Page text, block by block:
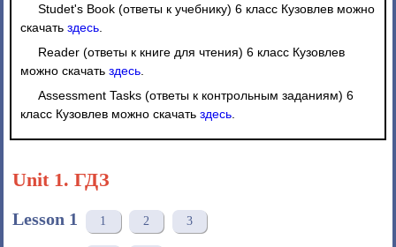
Studet's Book (ответы к учебнику) 6 класс Кузовлев можно
скачать здесь
Reader (ответы к книге для чтения) 6 класс Кузовлев
можно скачать здесь
Assessment Tasks (ответы к контрольным заданиям) 6
класс Кузовлев можно скачать здесь
Unit 1. ГДЗ
Lesson 1 1 2 3